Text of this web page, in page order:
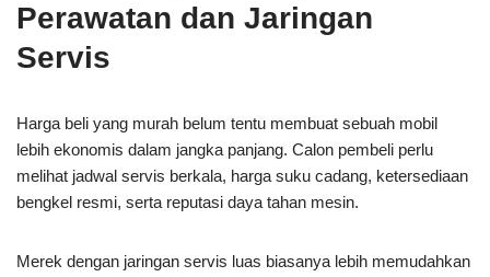
Perawatan dan Jaringan
Servis
Harga beli yang murah belum tentu membuat sebuah mobil
lebih ekonomis dalam jangka panjang. Calon pembeli perlu
melihat jadwal servis berkala, harga suku cadang, ketersediaan
bengkel resmi, serta reputasi daya tahan mesin.
Merek dengan jaringan servis luas biasanya lebih memudahkan